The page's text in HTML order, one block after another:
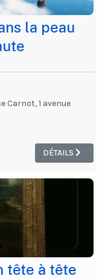
la peau
Carnot, 1 avenue
DÉTAILS
tête à tête